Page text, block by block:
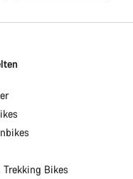
Bikes